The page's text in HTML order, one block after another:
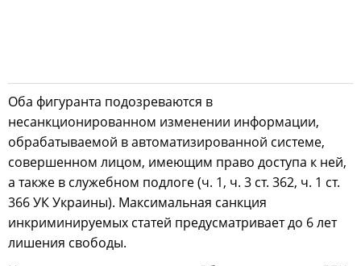
Оба фигуранта подозреваются в
несанкционированном изменении информации,
обрабатываемой в автоматизированной системе,
совершенном лицом, имеющим право доступа к ней,
а также в служебном подлоге (ч. 1, ч. 3 ст. 362, ч. 1 ст.
366 УК Украины). Максимальная санкция
инкриминируемых статей предусматривает до 6 лет
лишения свободы.